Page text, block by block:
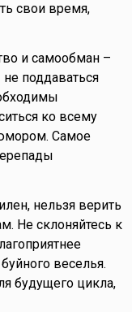
свои время,
и самообман –
поддаваться
ко всему
Самое
нельзя верить
Не склоняйтесь к
веселья.
будущего цикла,